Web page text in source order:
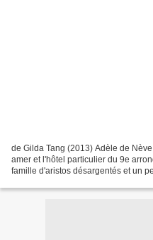
de Gilda Tang (2013) Adèle de
amer et l'hôtel particulier du 9e
famille d'aristos désargentés et un